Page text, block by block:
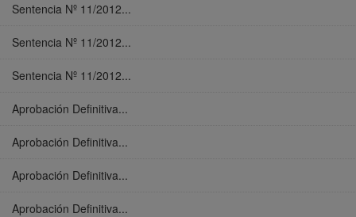
Sentencia Nº 11/2012...
Sentencia Nº 11/2012...
Sentencia Nº 11/2012...
Aprobación Definitiva...
Aprobación Definitiva...
Aprobación Definitiva...
Aprobación Definitiva...